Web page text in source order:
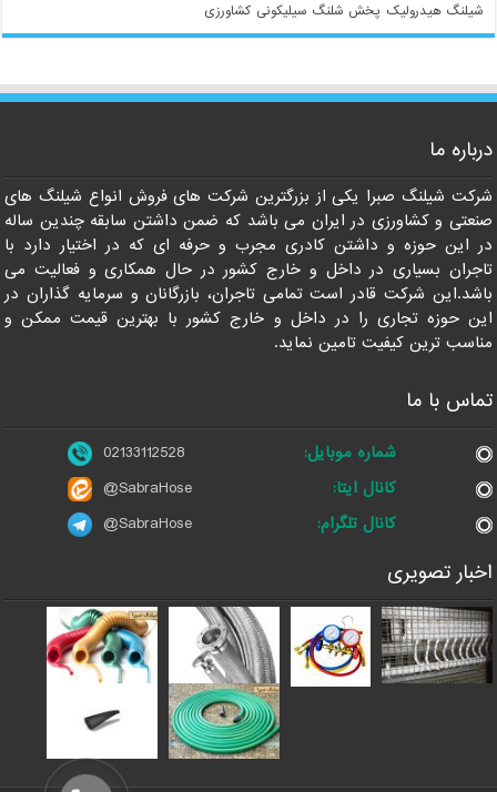
شیلنگ هیدرولیک پخش شلنگ سیلیکونی کشاورزی
درباره ما
شرکت شیلنگ صبرا یکی از بزرگترین شرکت های فروش انواع شیلنگ های
صنعتی و کشاورزی در ایران می باشد که ضمن داشتن سابقه چندین ساله
در این حوزه و داشتن کادری مجرب و حرفه ای که در اختیار دارد با
تاجران بسیاری در داخل و خارج کشور در حال همکاری و فعالیت می
باشد.این شرکت قادر است تمامی تاجران، بازرگانان و سرمایه گذاران در
این حوزه تجاری را در داخل و خارج کشور با بهترین قیمت ممکن و
مناسب ترین کیفیت تامین نماید.
تماس با ما
شماره موبایل:
02133112528
کانال ایتا:
@SabraHose
کانال تلگرام:
@SabraHose
اخبار تصویری